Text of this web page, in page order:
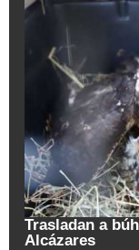
Trasladan a
Alcázares